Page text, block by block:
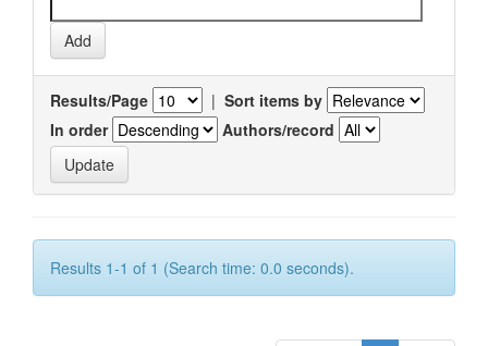
Results/Page | Sort items by
In order
Authors/record
Results 1-1 of 1 (Search time: 0.0 seconds).